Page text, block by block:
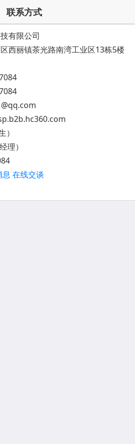
联系方式
有限公司
西丽镇茶光路南湾工业区13栋5楼
）
理）
息 在线交谈